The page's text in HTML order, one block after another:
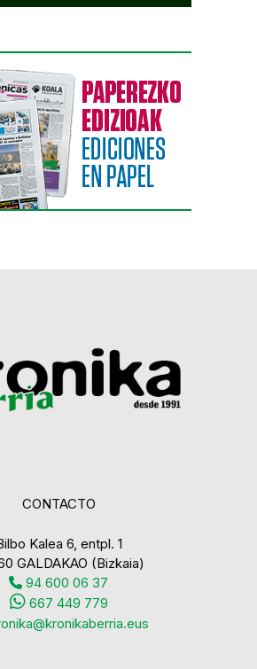
CONTACTO
Kalea 6, entpl. 1
GALDAKAO (Bizkaia)
94 600 06 37
667 449 779